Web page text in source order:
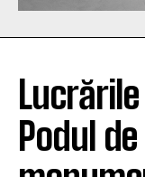
Podul